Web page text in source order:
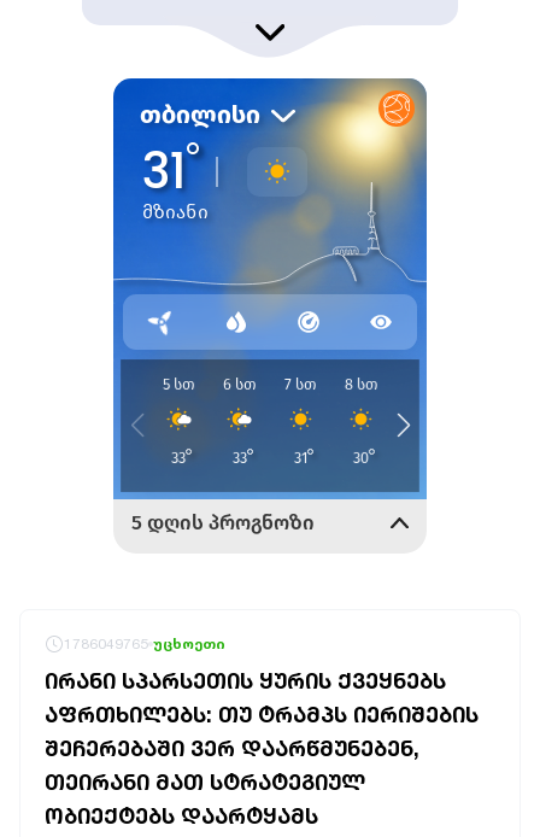
1786049765 უცხოეთი
ᲘᲠᲐᲜᲘ ᲡᲞᲐᲠᲡᲔᲗᲘᲡ ᲧᲣᲠᲘᲡ ᲥᲕᲔᲧᲜᲔᲑᲡ
ᲐᲤᲠᲗᲮᲘᲚᲔᲑᲡ: ᲗᲣ ᲢᲠᲐᲛᲞᲡ ᲘᲔᲠᲘᲨᲔᲑᲘᲡ
ᲨᲔᲩᲔᲠᲔᲑᲐᲨᲘ ᲕᲔᲠ ᲓᲐᲐᲠᲬᲛᲣᲜᲔᲑᲔᲜ,
ᲗᲔᲘᲠᲐᲜᲘ ᲛᲐᲗ ᲡᲢᲠᲐᲢᲔᲒᲘᲣᲚ
ᲝᲑᲘᲔᲥᲢᲔᲑᲡ ᲓᲐᲐᲠᲢᲧᲐᲛᲡ